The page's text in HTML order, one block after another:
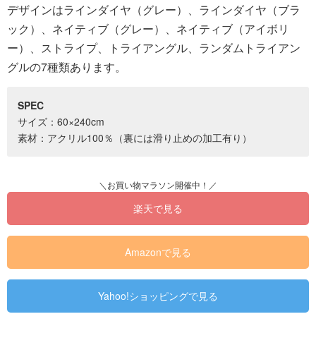
デザインはラインダイヤ（グレー）、ラインダイヤ（ブラ
ック）、ネイティブ（グレー）、ネイティブ（アイボリ
ー）、ストライプ、トライアングル、ランダムトライアン
グルの7種類あります。
SPEC
サイズ：60×240cm
素材：アクリル100％（裏には滑り止めの加工有り）
楽天で見る
Amazonで見る
Yahoo!ショッピングで見る